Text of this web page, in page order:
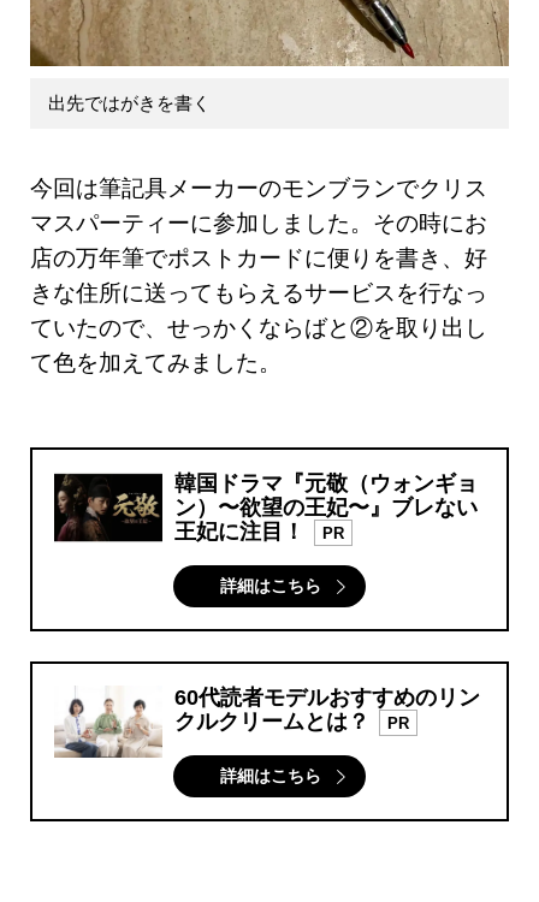
出先ではがきを書く
今回は筆記具メーカーのモンブランでクリス
マスパーティーに参加しました。その時にお
店の万年筆でポストカードに便りを書き、好
きな住所に送ってもらえるサービスを行なっ
ていたので、せっかくならばと②を取り出し
て色を加えてみました。
韓国ドラマ『元敬（ウォンギョ
ン）〜欲望の王妃〜』ブレない
王妃に注目！
PR
詳細はこちら
60代読者モデルおすすめのリン
クルクリームとは？
PR
詳細はこちら